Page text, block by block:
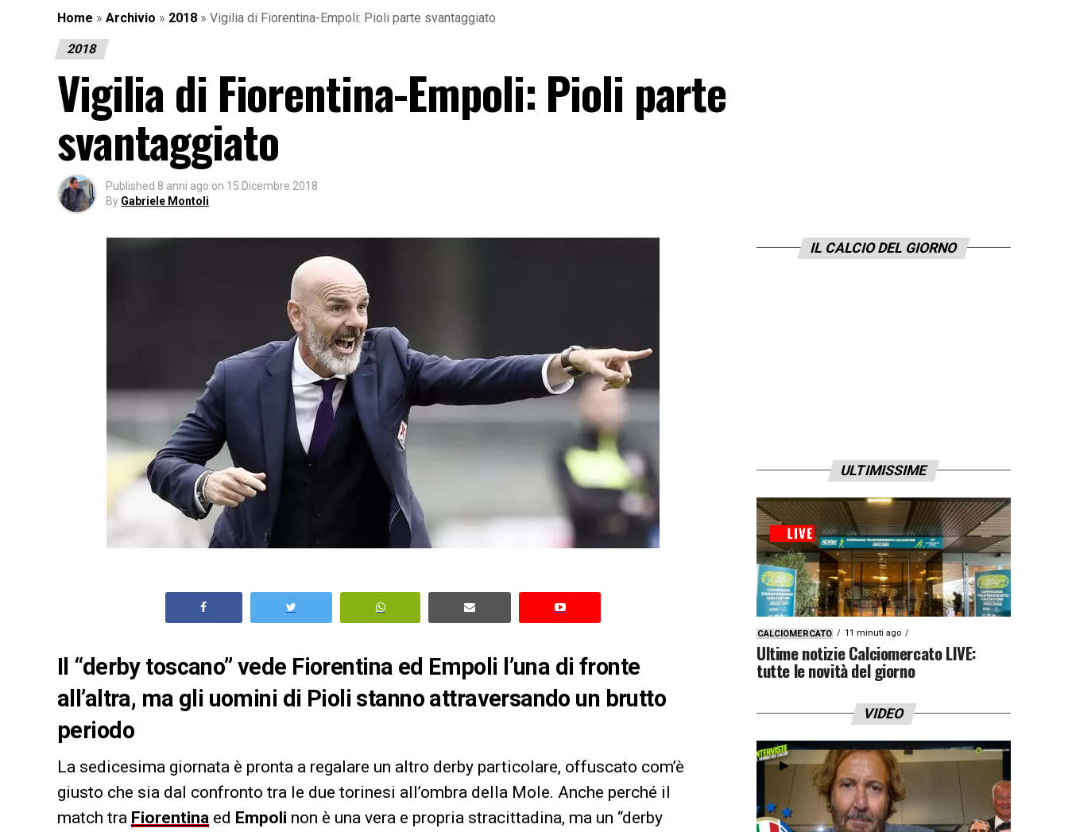
Home » Archivio » 2018 » Vigilia di Fiorentina-Empoli: Pioli parte svantaggiato
2018
Vigilia di Fiorentina-Empoli: Pioli parte
svantaggiato
Published 8 anni ago on 15 Dicembre 2018
By Gabriele Montoli
Il “derby toscano” vede Fiorentina ed Empoli l’una di fronte
all’altra, ma gli uomini di Pioli stanno attraversando un brutto
periodo
La sedicesima giornata è pronta a regalare un altro derby particolare, offuscato com’è
giusto che sia dal confronto tra le due torinesi all’ombra della Mole. Anche perché il
match tra Fiorentina ed Empoli non è una vera e propria stracittadina, ma un “derby
IL CALCIO DEL GIORNO
ULTIMISSIME
CALCIOMERCATO 11 minuti ago
Ultime notizie Calciomercato LIVE:
tutte le novità del giorno
VIDEO